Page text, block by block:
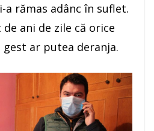
a rămas adânc în suflet.
ani de zile că orice
ar putea deranja.